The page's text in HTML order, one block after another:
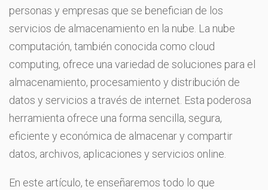
personas y empresas que se benefician de los
servicios de almacenamiento en la nube. La nube
computación, también conocida como cloud
computing, ofrece una variedad de soluciones para el
almacenamiento, procesamiento y distribución de
datos y servicios a través de internet. Esta poderosa
herramienta ofrece una forma sencilla, segura,
eficiente y económica de almacenar y compartir
datos, archivos, aplicaciones y servicios online.
En este artículo, te enseñaremos todo lo que